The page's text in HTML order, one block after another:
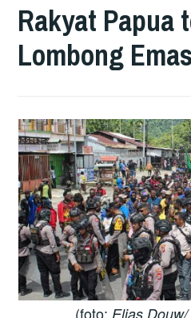
Rakyat Papua
Lombong
(foto: Elias Douw/